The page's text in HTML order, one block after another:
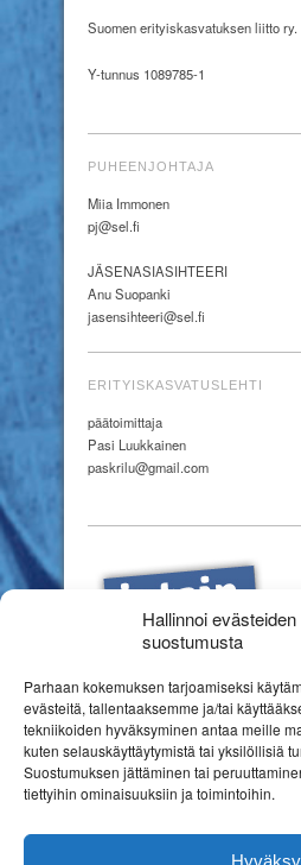
Hallinnoi evästeiden
suostumusta
Parhaan kokemuksen tarjoamiseksi
evästeitä, tallentaaksemme ja/tai
tekniikoiden hyväksyminen antaa meille
kuten selauskäyttäytymistä tai yksilöllisiä
Suostumuksen jättäminen tai
tiettyihin ominaisuuksiin ja toimintoihin.
Hyväksy
Suomen erityiskasvatuksen liitto ry.
Y-tunnus 1089785-1
PUHEENJOHTAJA
Miia Immonen
pj@sel.fi
JÄSENASIASIHTEERI
Anu Suopanki
jasensihteeri@sel.fi
ERITYISKASVATUSLEHTI
päätoimittaja
Pasi Luukkainen
paskrilu@gmail.com